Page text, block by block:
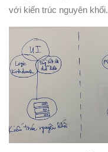
với kiến ​​trúc nguyên khối.